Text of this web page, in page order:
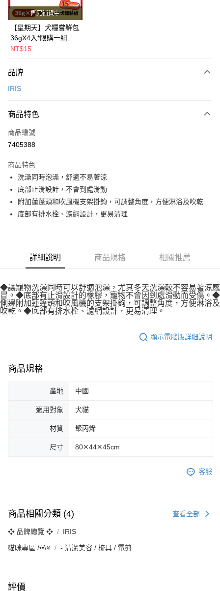
悠遊付
Google Pay
全盈+PAY
相關說明
AFTEE先享後付是「在收到商品之後才付款」的支付方式。 讓您購物簡單
１．簡單：不需註冊會員、不需綁卡、不需儲值。
２．便利：只要手機號碼，簡訊認證，即可結帳。
【「AFTEE先享後付」結帳流程】
結帳頁面，進行簡訊認證並確認金額後，即可完成結帳。
３．收到繳費通知簡訊後14天內，點擊此簡訊中的連結，可透過四大超商／
ATM／網路銀行／等多元方式進行付款，方視為交易完成。
※ 請注意：結帳手續完成當下不需立刻繳費，但若您需要取消訂單，請聯絡
購買商品的店家。未經商家同意取消之訂單仍視為有效，需透過AFTEE先享
後付繳納相關費用。
【注意事項】
１．透過由恩沛科技股份有限公司提供之「AFTEE先享後付」服務完成之交
權轉讓予恩沛科技股份有限公司。
２．關於個人資料處理事宜，請瀏覽以下網址：
https://aftee.tw/terms/#terms3
３．未成年的使用者請事先徵得法定代理人或監護人之同意方可使用
４．使用「AFTEE先享後付」時，將依據個別帳號之用戶狀況，依本公司即
５．嚴禁一人註冊多個帳號或使用他人資訊註冊。若發現惡意使用之情形，
恩沛科技股份有限公司將有權停止該用戶之使用額度並採取法律行動。
ATM付款
運送方式
一般宅配
每筆NT$100，滿NT$2,000(含以上)免運費
大型貨運
每筆NT$300
宅配-離島
每筆NT$180
售完補貨中
【星期天】犬糧嘗鮮包
36gX4入*限購一組｜
鱈+鮭+牛+羊（效期
NT$15
品牌
IRIS
商品特色
商品編號
7405388
商品特色
洗澡同時泡澡，舒適不易著涼
底部止滑設計，不會到處滑動
附加蓮蓬頭和吹風機支架掛鉤，可調整角度，方便淋浴及吹乾
底部有排水栓、濾網設計，更易清理
詳細說明 商品規格 相關推薦
◆讓寵物洗澡同時可以舒適泡澡，尤其冬天洗澡較不容易著涼感
冒。◆底部有止滑設計的橡膠，寵物不會因到處滑動而受傷。◆
側邊附加蓮蓬頭和吹風機的支架掛鉤，可調整角度，方便淋浴及
吹乾。◆底部有排水栓、濾網設計，更易清理。
顯示電腦版詳細說明
商品規格
產地 中國
適用對象 犬貓
材質 聚丙烯
尺寸 80✕44✕45cm
客服
商品相關分類 (4) 查看全部
❖ 品牌總覽 ❖ IRIS
貓咪專區 /•᷅‎‎•᷄\୭ ‐ 清潔美容 / 梳具 / 電剪
評價